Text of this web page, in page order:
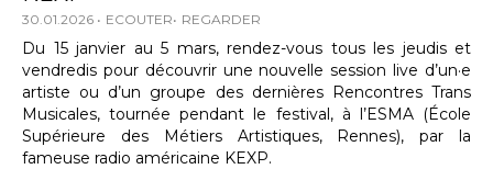
30.01.2026 ECOUTER REGARDER
Du 15 janvier au 5 mars, rendez-vous tous les jeudis et
vendredis pour découvrir une nouvelle session live d’un·e
artiste ou d’un groupe des dernières Rencontres Trans
Musicales, tournée pendant le festival, à l’ESMA (École
Supérieure des Métiers Artistiques, Rennes), par la
fameuse radio américaine KEXP.